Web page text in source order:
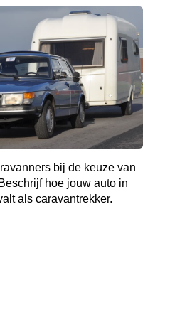
bij de keuze van
hoe jouw auto in
als caravantrekker.